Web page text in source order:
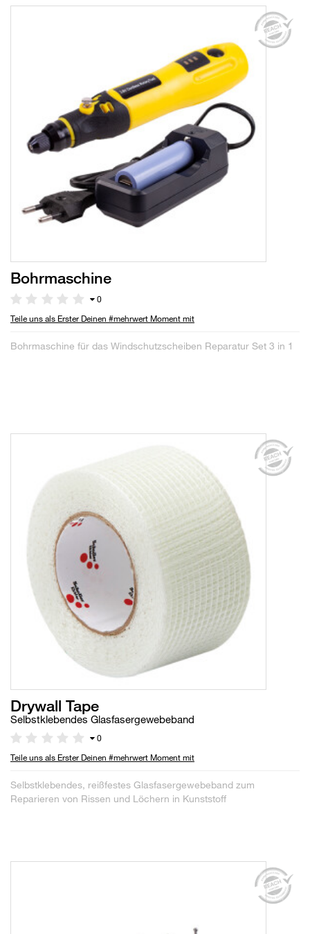
Bohrmaschine
0
Teile uns als Erster Deinen #mehrwert Moment mit
Bohrmaschine für das Windschutzscheiben Reparatur Set 3 in 1
Drywall Tape
Selbstklebendes Glasfasergewebeband
0
Teile uns als Erster Deinen #mehrwert Moment mit
Selbstklebendes, reißfestes Glasfasergewebeband zum
Reparieren von Rissen und Löchern in Kunststoff